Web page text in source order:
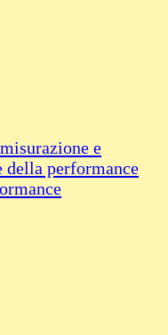
e
della performance